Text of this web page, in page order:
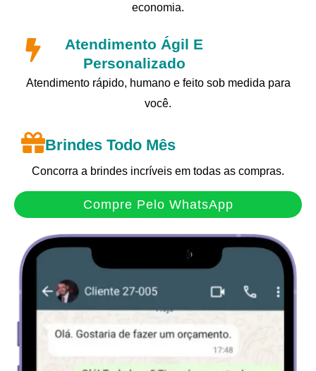
economia.
Atendimento Ágil E
Personalizado
Atendimento rápido, humano e feito sob medida para
você.
Brindes Todo Mês
Concorra a brindes incríveis em todas as compras.
Compre Pelo WhatsApp